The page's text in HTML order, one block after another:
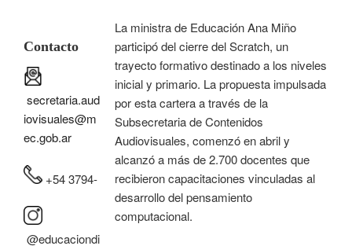
La ministra de Educación Ana Miño
participó del cierre del Scratch, un
trayecto formativo destinado a los niveles
inicial y primario. La propuesta impulsada
por esta cartera a través de la
Subsecretaria de Contenidos
Audiovisuales, comenzó en abril y
alcanzó a más de 2.700 docentes que
recibieron capacitaciones vinculadas al
desarrollo del pensamiento
computacional.
Contacto
secretaria.aud
iovisuales@m
ec.gob.ar
+54 3794-
@educaciondi